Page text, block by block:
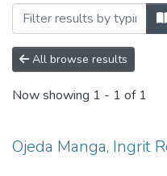
All browse results
Now showing 1 - 1 of 1
Ojeda Manga, Ingrit